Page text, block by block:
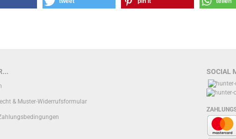
& Muster-Widerrufsformular
SOCIAL